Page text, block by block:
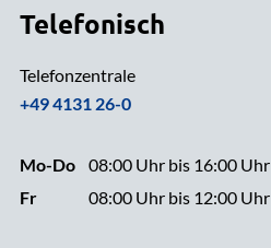
Telefonisch
Telefonzentrale
+49 4131 26-0
Mo-Do
Fr
08:00 Uhr bis 16:00 Uhr
08:00 Uhr bis 12:00 Uhr